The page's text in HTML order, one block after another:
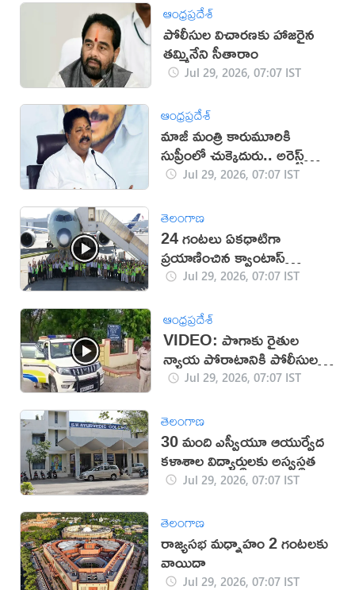
ఆంధ్రప్రదేశ్
పోలీసుల విచారణకు హాజరైన
తమ్మినేని సీతారాం
Jul 29, 2026, 07:07 IST
ఆంధ్రప్రదేశ్
మాజీ మంత్రి కారుమూరికి
సుప్రీంలో చుక్కెదురు.. అరెస్ట్
తప్పదా?
Jul 29, 2026, 07:07 IST
తెలంగాణ
24 గంటలు ఏకధాటిగా
ప్రయాణించిన క్వాంటాస్‌
విమానంJul 29, 2026, 07:07 IST
ఆంధ్రప్రదేశ్
VIDEO: పొగాకు రైతుల
న్యాయ పోరాటానికి పోలీసుల
ఆంక్షలుJul 29, 2026, 07:07 IST
తెలంగాణ
30 మంది ఎస్వీయూ ఆయుర్వేద
కళాశాల విద్యార్థులకు అస్వస్థత
Jul 29, 2026, 07:07 IST
తెలంగాణ
రాజ్యసభ మధ్నాహం 2 గంటలకు
వాయిదా
Jul 29, 2026, 07:07 IST